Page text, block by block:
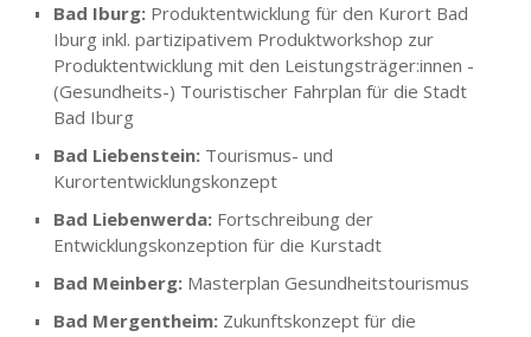
Bad Iburg: Produktentwicklung für den Kurort Bad
Iburg inkl. partizipativem Produktworkshop zur
Produktentwicklung mit den Leistungsträger:innen -
(Gesundheits-) Touristischer Fahrplan für die Stadt
Bad Iburg
Bad Liebenstein: Tourismus- und
Kurortentwicklungskonzept
Bad Liebenwerda: Fortschreibung der
Entwicklungskonzeption für die Kurstadt
Bad Meinberg: Masterplan Gesundheitstourismus
Bad Mergentheim: Zukunftskonzept für die